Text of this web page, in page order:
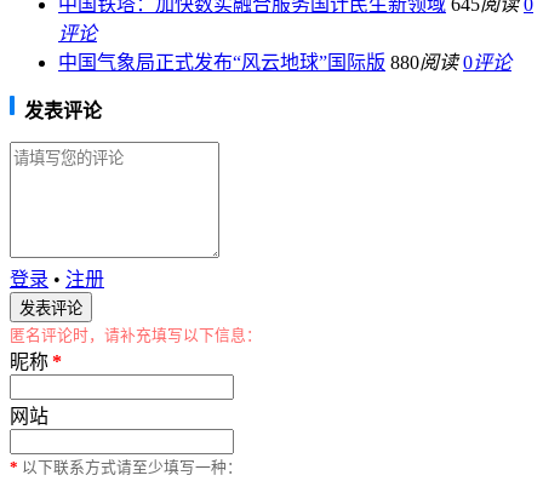
评论
中国气象局正式发布“风云地球”国际版 880阅读 0评论
发表评论
登录 • 注册
匿名评论时，请补充填写以下信息：
昵称*
网站
* 以下联系方式请至少填写一种：